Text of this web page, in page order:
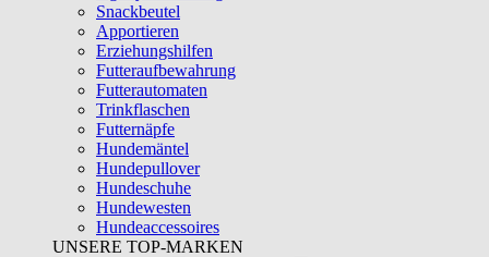
Snackbeutel
Apportieren
Erziehungshilfen
Futteraufbewahrung
Futterautomaten
Trinkflaschen
Futternäpfe
Hundemäntel
Hundepullover
Hundeschuhe
Hundewesten
Hundeaccessoires
UNSERE TOP-MARKEN